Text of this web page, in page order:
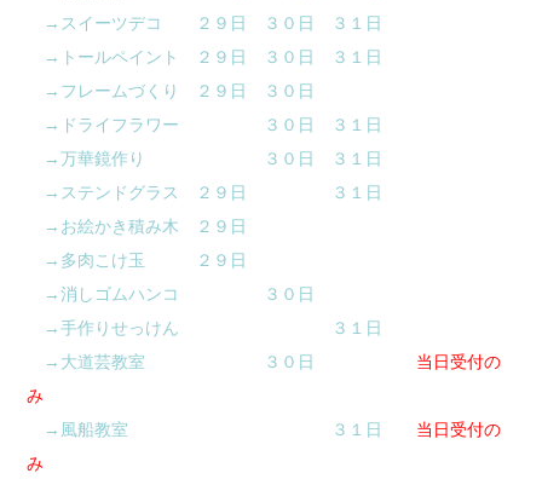
→スイーツデコ ２９日 ３０日 ３１日
→トールペイント ２９日 ３０日 ３１日
→フレームづくり ２９日 ３０日
→ドライフラワー ３０日 ３１日
→万華鏡作り ３０日 ３１日
→ステンドグラス ２９日 ３１日
→お絵かき積み木 ２９日
→多肉こけ玉 ２９日
→消しゴムハンコ ３０日
→手作りせっけん ３１日
→大道芸教室 ３０日
当日受付の
み
→風船教室 ３１日
当日受付の
み